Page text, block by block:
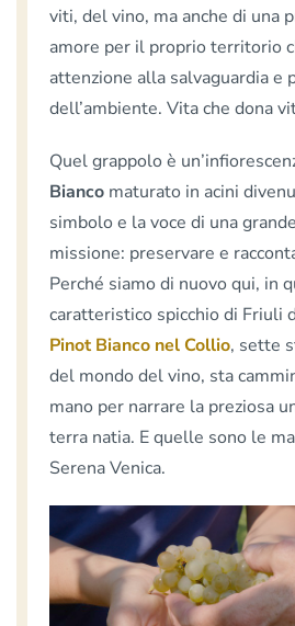
viti, del vino, ma anche di una
amore per il proprio territorio
attenzione alla salvaguardia e
dell’ambiente. Vita che dona
Quel grappolo è
Bianco maturato in acini
simbolo e la voce di una
missione: preservare e
Perché siamo di nuovo qui, in
caratteristico spicchio di Friuli
Pinot Bianco nel Collio, sette
del mondo del vino, sta
mano per narrare la preziosa
terra natia. E quelle sono le
Serena Venica.